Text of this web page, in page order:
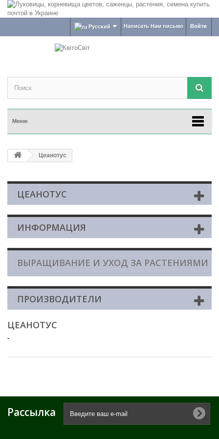
Войти
Написать Нам письмо
Русский
Меню
Цеанотус
ЦЕАНОТУС
ИНФОРМАЦИЯ
ВЫРАЩИВАНИЕ И УХОД ЗА РАСТЕНИЯМИ
ПРОИЗВОДИТЕЛИ
ЦЕАНОТУС
-
Рассылка